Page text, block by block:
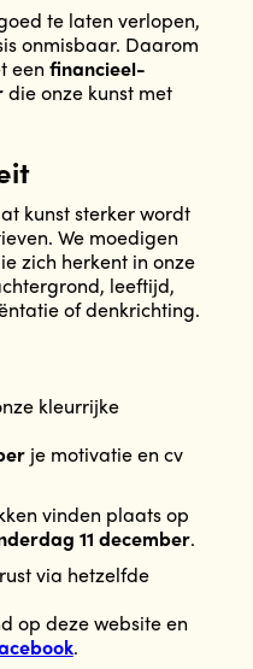
te laten verlopen,
onmisbaar. Daarom
een financieel-
die onze kunst met
kunst sterker wordt
We moedigen
zich herkent in onze
leeftijd,
of denkrichting.
kleurrijke
je motivatie en cv
vinden plaats op
11 december.
via hetzelfde
op deze website en
.